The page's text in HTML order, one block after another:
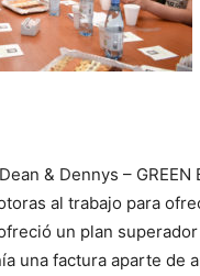
& Dennys – GREEN
al trabajo para
un plan
una factura aparte de